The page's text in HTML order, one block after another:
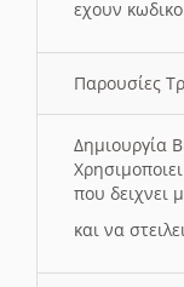
εχουν
Παρουσίες
Δημιουργία
που δειχνει
και να